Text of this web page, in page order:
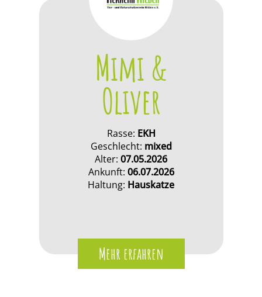
Mimi &
Oliver
Rasse: EKH
Geschlecht: mixed
Alter: 07.05.2026
Ankunft: 06.07.2026
Haltung: Hauskatze
Mehr erfahren